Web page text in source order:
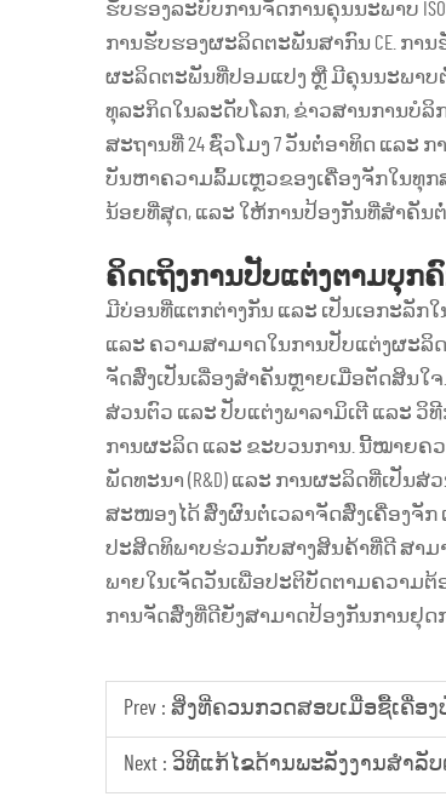
ຮັບຮອງລະບົບການຈັດການຄຸນນະພາບ
ການຮັບຮອງຜະລິດຕະພັນສາກົນ CE. ກາ
ຜະລິດຕະພັນທີ່ປອມແປງ ຫຼື ມີຄຸນນະພາບ
ທຸລະກິດໃນລະດັບໂລກ, ຂ່າວສານການບໍ
ສະຖານທີ່ 24 ຊົ່ວໂມງ 7 ວັນຕໍ່ອາທິດ ແລ
ບັນຫາຄວາມລົ້ມເຫຼວຂອງເຄື່ອງຈັກໃນທຸ
ນ້ອຍທີ່ສຸດ, ແລະ ໃຫ້ການປ້ອງກັນທີ່ສຳຄັ
ຄິດເຖິງການປັບແຕ່ງຕາມບຸກ
ມີບ່ອນທີ່ແຕກຕ່າງກັນ ແລະ ເປັນເອກະລັກ
ແລະ ຄວາມສາມາດໃນການປັບແຕ່ງຜະລິ
ຈັດສົ່ງເປັນເລື່ອງສຳຄັນຫຼາຍເມື່ອຕັດສິນ
ສ່ວນຕົວ ແລະ ປັບແຕ່ງພາລາມິເຕີ ແລະ ວິ
ການຜະລິດ ແລະ ຂະບວນການ. ນີ້ໝາຍຄ
ພັດທະນາ (R&D) ແລະ ການຜະລິດທີ່ເປັນ
ສະໜອງໄດ້ ສົ່ງຜົນຕໍ່ເວລາຈັດສົ່ງເຄື່ອງຈັ
ປະສິດທິພາບຮ່ວມກັບສາງສິນຄ້າທີ່ດີ ສາມ
ພາຍໃນເຈັດວັນເພື່ອປະຕິບັດຕາມຄວາມຕ້
ການຈັດສົ່ງທີ່ດີຍັງສາມາດປ້ອງກັນການຢຸດ
Prev : ສິ່ງທີ່ຄວນກວດສອບເມື່ອຊື້ເຄື່ອ
Next : ວິທີແກ້ໄຂດ້ານພະລັງງານສຳລັ